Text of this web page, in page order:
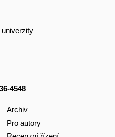
univerzity
4548
Archiv
Pro autory